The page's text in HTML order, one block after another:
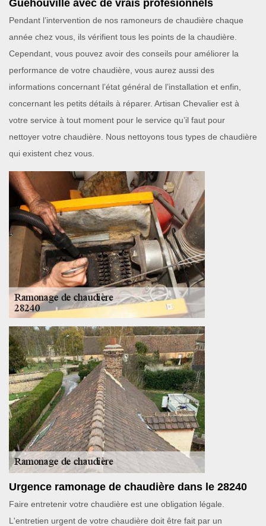
Guehouville avec de vrais profesionnels
Pendant l’intervention de nos ramoneurs de chaudière chaque
année chez vous, ils vérifient tous les points de la chaudière.
Cependant, vous pouvez avoir des conseils pour améliorer la
performance de votre chaudière, vous aurez aussi des
informations concernant l’état général de l’installation et enfin,
concernant les petits détails à réparer. Artisan Chevalier est à
votre service à tout moment pour le service qu’il faut pour
nettoyer votre chaudière. Nous nettoyons tous types de chaudière
qui existent chez vous.
Urgence ramonage de chaudière dans le 28240
Faire entretenir votre chaudière est une obligation légale.
L'entretien urgent de votre chaudière doit être fait par un